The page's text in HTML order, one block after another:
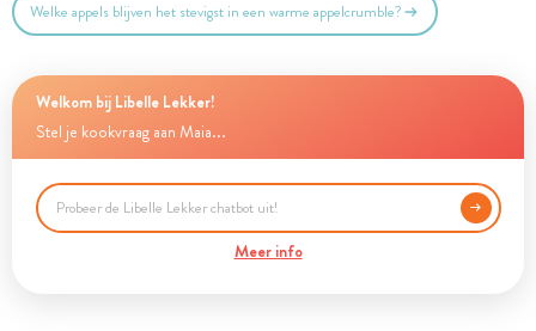
Welke appels blijven het stevigst in een warme appelcrumble?
Welkom bij Libelle Lekker!
Stel je kookvraag aan Maia...
Meer info